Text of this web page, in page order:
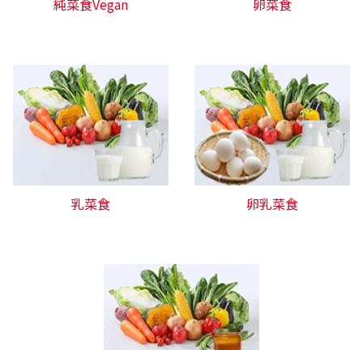
純菜食Vegan 卵菜食
乳菜食 卵乳菜食